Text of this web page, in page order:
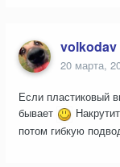
volkodav
20 марта,
Если пластиковый
бывает
потом гибкую